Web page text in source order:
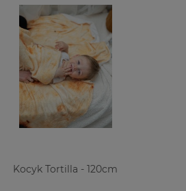
Kocyk Tortilla - 120cm